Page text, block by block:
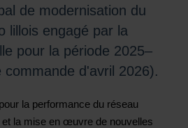
de modernisation du
lillois engagé par la
pour la période 2025–
commande d'avril 2026).
la performance du réseau
et la mise en œuvre de nouvelles